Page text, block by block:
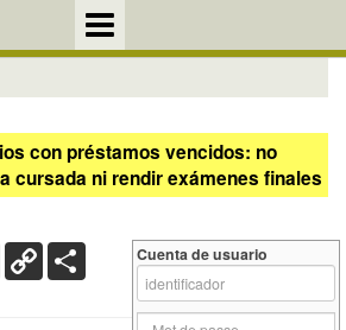
con préstamos vencidos: no
cursada ni rendir exámenes finales
X Copy
Link
Cuenta de usuario